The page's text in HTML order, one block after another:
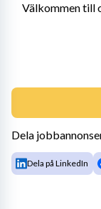
Välkommen till
Dela
Dela på LinkedIn